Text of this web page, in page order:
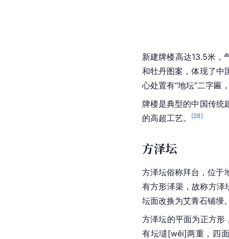
新建牌楼高达13.5米，
和牡丹图案，体现了中
心处置有“地坛”二字匾
牌楼是典型的中国传统
的高超工艺。
[28]
方泽坛
方泽坛俗称拜台，位于
有方形泽渠，故称方泽
坛面改换为艾青石铺墁
方泽坛的平面为正方形
有坛壝[wěi]两重，四